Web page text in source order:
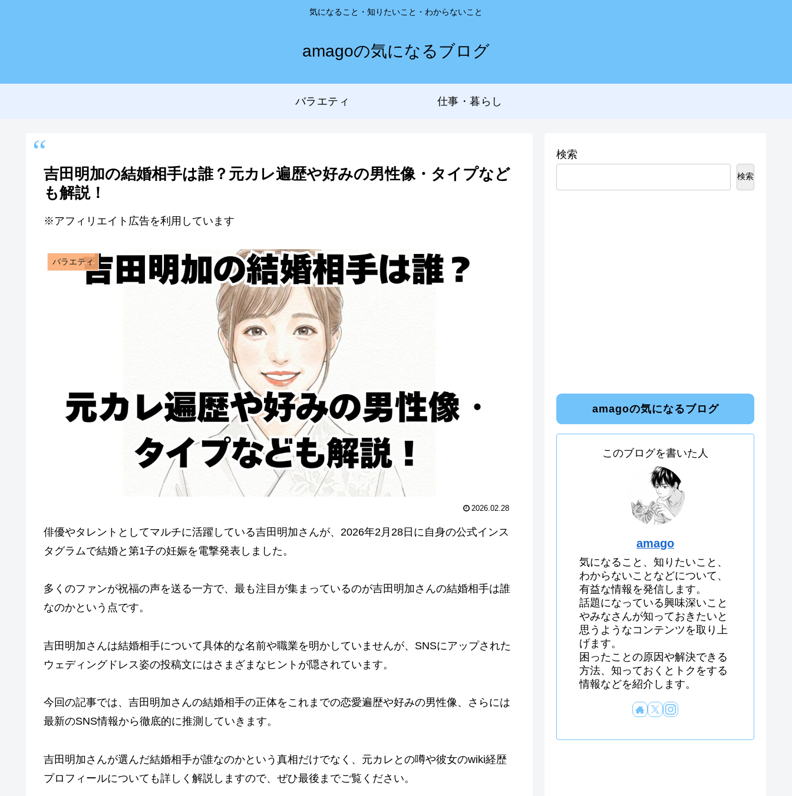
気になること・知りたいこと・わからないこと
amagoの気になるブログ
バラエティ 仕事・暮らし
吉田明加の結婚相手は誰？元カレ遍歴や好みの男性像・タイプなど
も解説！
※アフィリエイト広告を利用しています
バラエティ
2026.02.28
俳優やタレントとしてマルチに活躍している吉田明加さんが、2026年2月28日に自身の公式インス
タグラムで結婚と第1子の妊娠を電撃発表しました。
多くのファンが祝福の声を送る一方で、最も注目が集まっているのが吉田明加さんの結婚相手は誰
なのかという点です。
吉田明加さんは結婚相手について具体的な名前や職業を明かしていませんが、SNSにアップされた
ウェディングドレス姿の投稿文にはさまざまなヒントが隠されています。
今回の記事では、吉田明加さんの結婚相手の正体をこれまでの恋愛遍歴や好みの男性像、さらには
最新のSNS情報から徹底的に推測していきます。
吉田明加さんが選んだ結婚相手が誰なのかという真相だけでなく、元カレとの噂や彼女のwiki経歴
プロフィールについても詳しく解説しますので、ぜひ最後までご覧ください。
検索
検索
amagoの気になるブログ
このブログを書いた人
amago
気になること、知りたいこと、
わからないことなどについて、
有益な情報を発信します。
話題になっている興味深いこと
やみなさんが知っておきたいと
思うようなコンテンツを取り上
げます。
困ったことの原因や解決できる
方法、知っておくとトクをする
情報などを紹介します。